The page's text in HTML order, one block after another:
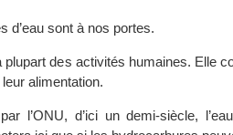
d’eau sont à nos portes.
plupart des activités humaines. Elle
alimentation.
l’ONU, d’ici un demi-siècle,